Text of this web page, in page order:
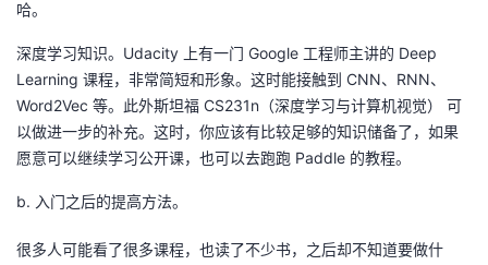
哈。
深度学习知识。Udacity 上有一门 Google 工程师主讲的 Deep
Learning 课程，非常简短和形象。这时能接触到 CNN、RNN、
Word2Vec 等。此外斯坦福 CS231n（深度学习与计算机视觉） 可
以做进一步的补充。这时，你应该有比较足够的知识储备了，如果
愿意可以继续学习公开课，也可以去跑跑 Paddle 的教程。
b. 入门之后的提高方法。
很多人可能看了很多课程，也读了不少书，之后却不知道要做什